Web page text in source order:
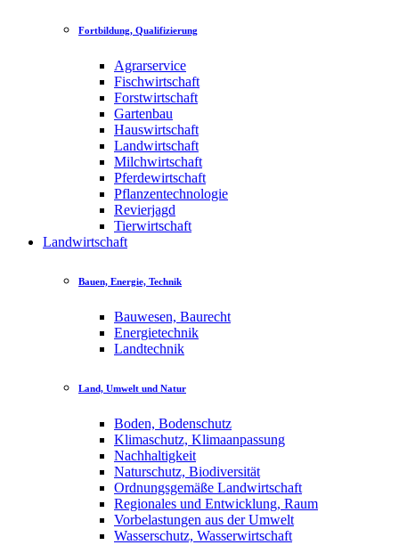
Fortbildung, Qualifizierung
Agrarservice
Fischwirtschaft
Forstwirtschaft
Gartenbau
Hauswirtschaft
Landwirtschaft
Milchwirtschaft
Pferdewirtschaft
Pflanzentechnologie
Revierjagd
Tierwirtschaft
Landwirtschaft
Bauen, Energie, Technik
Bauwesen, Baurecht
Energietechnik
Landtechnik
Land, Umwelt und Natur
Boden, Bodenschutz
Klimaschutz, Klimaanpassung
Nachhaltigkeit
Naturschutz, Biodiversität
Ordnungsgemäße Landwirtschaft
Regionales und Entwicklung, Raum
Vorbelastungen aus der Umwelt
Wasserschutz, Wasserwirtschaft